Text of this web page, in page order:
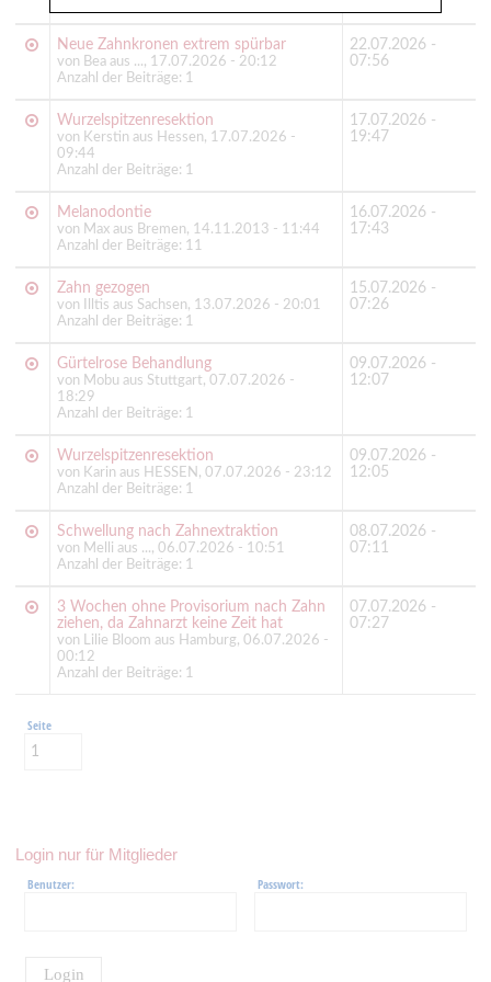
Neue Zahnkronen extrem spürbar
von Bea aus ..., 17.07.2026 - 20:12
Anzahl der Beiträge: 1
22.07.2026 -
07:56
Wurzelspitzenresektion
von Kerstin aus Hessen, 17.07.2026 -
09:44
Anzahl der Beiträge: 1
17.07.2026 -
19:47
Melanodontie
von Max aus Bremen, 14.11.2013 - 11:44
Anzahl der Beiträge: 11
16.07.2026 -
17:43
Zahn gezogen
von Illtis aus Sachsen, 13.07.2026 - 20:01
Anzahl der Beiträge: 1
15.07.2026 -
07:26
Gürtelrose Behandlung
von Mobu aus Stuttgart, 07.07.2026 -
18:29
Anzahl der Beiträge: 1
09.07.2026 -
12:07
Wurzelspitzenresektion
von Karin aus HESSEN, 07.07.2026 - 23:12
Anzahl der Beiträge: 1
09.07.2026 -
12:05
Schwellung nach Zahnextraktion
von Melli aus ..., 06.07.2026 - 10:51
Anzahl der Beiträge: 1
08.07.2026 -
07:11
3 Wochen ohne Provisorium nach Zahn
ziehen, da Zahnarzt keine Zeit hat
von Lilie Bloom aus Hamburg, 06.07.2026 -
00:12
Anzahl der Beiträge: 1
07.07.2026 -
07:27
Seite
Login nur für Mitglieder
Benutzer: Passwort:
Login